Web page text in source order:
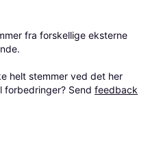
fra forskellige eksterne
helt stemmer ved det her
forbedringer? Send feedback